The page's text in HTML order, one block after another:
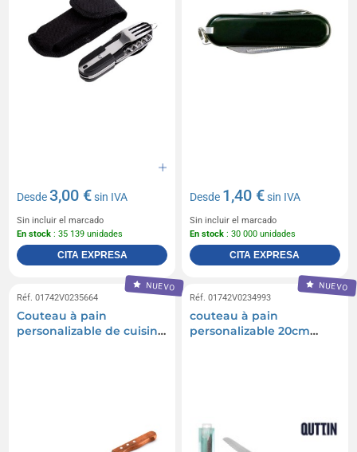
Desde3,00 €sin IVA
Sin incluir el marcado
En stock : 35 139 unidades
CITA EXPRESA
Desde 1,40 €sin IVA
Sin incluir el marcado
En stock : 30 000 unidades
CITA EXPRESA
NUEVO
Réf. 01742V0235664
Couteau à pain
personalizable de cuisine
NUEVO
Réf. 01742V0234993
couteau à pain
personalizable 20cm